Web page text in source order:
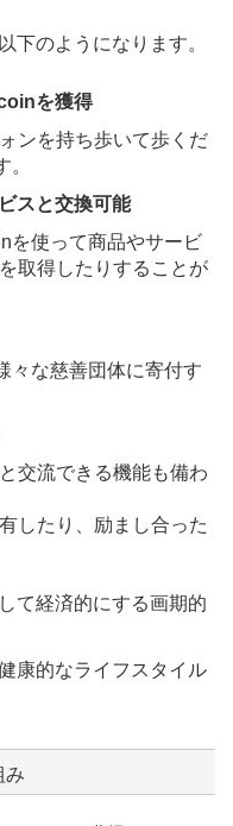
下のようになります。
を獲得
ンを持ち歩いて歩くだ
スと交換可能
を使って商品やサービ
取得したりすることが
々な慈善団体に寄付す
交流できる機能も備わ
したり、励まし合った
て経済的にする画期的
康的なライフスタイル
み